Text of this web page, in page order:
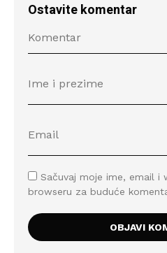
Ostavite komentar
Sačuvaj moje ime, email i
browseru za buduće